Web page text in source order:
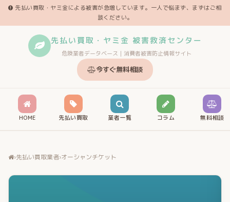
先払い買取・ヤミ金による被害が急増しています。一人で悩まず、まずはご相
談ください。
先払い買取・ヤミ金 被害救済センター
危険業者データベース｜消費者被害防止情報サイト
今すぐ無料相談
HOME 先払い買取 業者一覧 コラム 無料相談
›先払い買取業者›オーシャンチケット